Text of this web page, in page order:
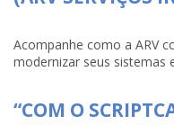
Acompanhe como a ARV
modernizar seus sistemas
“COM O